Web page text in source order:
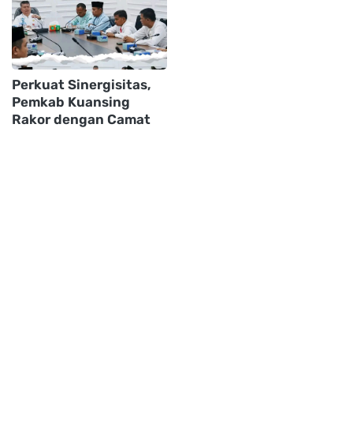
Perkuat Sinergisitas,
Pemkab Kuansing
Rakor dengan Camat